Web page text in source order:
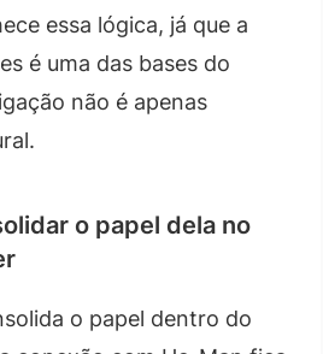
essa lógica, já que a
é uma das bases do
não é apenas
o papel dela no
o papel dentro do